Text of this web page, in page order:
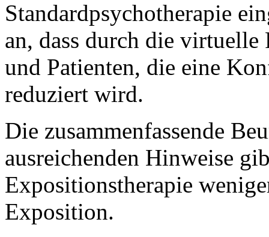
Standardpsychotherapie
an, dass durch die virtuelle
und Patienten, die eine
reduziert wird.
Die zusammenfassende
ausreichenden Hinweise
Expositionstherapie
Exposition.